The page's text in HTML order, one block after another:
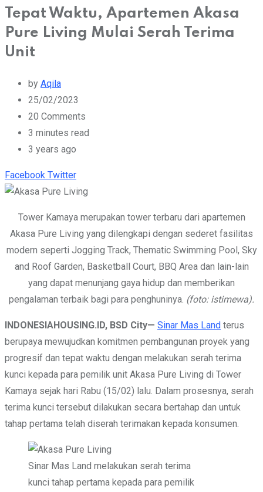
Tepat Waktu, Apartemen Akasa
Pure Living Mulai Serah Terima
Unit
by Aqila
25/02/2023
20 Comments
3 minutes read
3 years ago
Facebook TwitterYoutube
Whatsapp
Cloud
StumbleUpon
Print
Share
via
Tower Kamaya merupakan tower terbaru dari apartemen
Akasa Pure Living yang dilengkapi dengan sederet fasilitas
modern seperti Jogging Track, Thematic Swimming Pool, Sky
and Roof Garden, Basketball Court, BBQ Area dan lain-lain
yang dapat menunjang gaya hidup dan memberikan
pengalaman terbaik bagi para penghuninya. (foto: istimewa).
INDONESIAHOUSING.ID, BSD City— Sinar Mas Land terus
berupaya mewujudkan komitmen pembangunan proyek yang
progresif dan tepat waktu dengan melakukan serah terima
kunci kepada para pemilik unit Akasa Pure Living di Tower
Kamaya sejak hari Rabu (15/02) lalu. Dalam prosesnya, serah
terima kunci tersebut dilakukan secara bertahap dan untuk
tahap pertama telah diserah terimakan kepada konsumen.
Sinar Mas Land melakukan serah terima
kunci tahap pertama kepada para pemilik